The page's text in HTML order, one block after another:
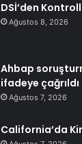
DSİ’den
Ağustos 8, 2026
Ahbap
ifadeye çağrıldı
Ağustos 7, 2026
California’da